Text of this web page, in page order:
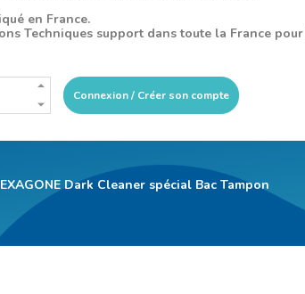
en France.
Techniques support dans toute la France
Connexion / Créer son compte
Dark Cleaner spécial Bac Tampon